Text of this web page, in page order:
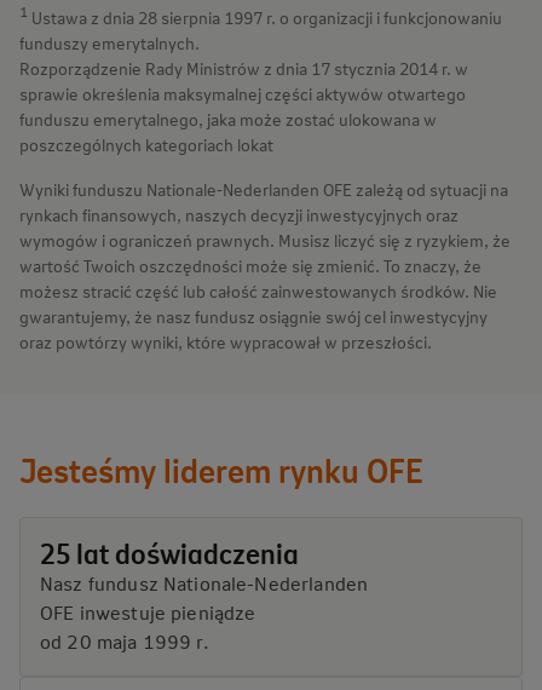
1 Ustawa z dnia 28 sierpnia 1997 r. o organizacji i funkcjonowaniu
funduszy emerytalnych.
Rozporządzenie Rady Ministrów z dnia 17 stycznia 2014 r. w
sprawie określenia maksymalnej części aktywów otwartego
funduszu emerytalnego, jaka może zostać ulokowana w
poszczególnych kategoriach lokat
Wyniki funduszu Nationale-Nederlanden OFE zależą od sytuacji na
rynkach finansowych, naszych decyzji inwestycyjnych oraz
wymogów i ograniczeń prawnych. Musisz liczyć się z ryzykiem, że
wartość Twoich oszczędności może się zmienić. To znaczy, że
możesz stracić część lub całość zainwestowanych środków. Nie
gwarantujemy, że nasz fundusz osiągnie swój cel inwestycyjny
oraz powtórzy wyniki, które wypracował w przeszłości.
Jesteśmy liderem rynku OFE
25 lat doświadczenia
Nasz fundusz Nationale-Nederlanden
OFE inwestuje pieniądze
od 20 maja 1999 r.